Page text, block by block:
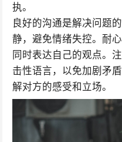
执。
良好的沟通是解决问题
静，避免情绪失控。耐
同时表达自己的观点。
击性语言，以免加剧矛
解对方的感受和立场。